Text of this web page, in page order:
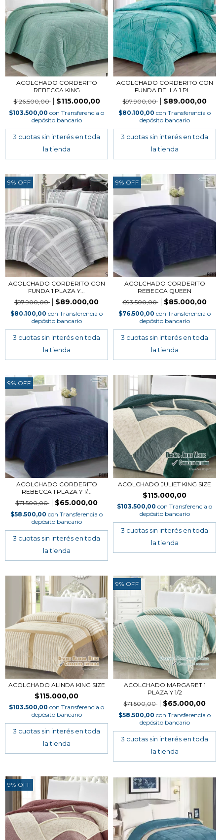
ACOLCHADO CORDERITO
REBECCA KING
$126.500,00
$115.000,00
$103.500,00 con Transferencia o
depósito bancario
ACOLCHADO CORDERITO CON
FUNDA BELLA 1 PL...
$97.900,00
$89.000,00
$80.100,00 con Transferencia o
depósito bancario
9% OFF
ACOLCHADO CORDERITO CON
FUNDA 1 PLAZA Y...
$97.900,00
$89.000,00
$80.100,00 con Transferencia o
depósito bancario
9% OFF
ACOLCHADO CORDERITO
REBECCA QUEEN
$93.500,00
$85.000,00
$76.500,00 con Transferencia o
depósito bancario
9% OFF
ACOLCHADO CORDERITO
REBECCA 1 PLAZA Y 1/...
$71.500,00
$65.000,00
$58.500,00 con Transferencia o
depósito bancario
ACOLCHADO JULIET KING SIZE
$115.000,00
$103.500,00 con Transferencia o
depósito bancario
ACOLCHADO ALINDA KING SIZE
$115.000,00
$103.500,00 con Transferencia o
depósito bancario
9% OFF
ACOLCHADO MARGARET 1
PLAZA Y 1/2
$71.500,00
$65.000,00
$58.500,00 con Transferencia o
depósito bancario
9% OFF